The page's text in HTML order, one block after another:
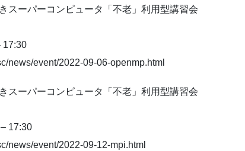
スーパーコンピュータ「不老」利用型講習会
17:30
news/event/2022-09-06-openmp.html
スーパーコンピュータ「不老」利用型講習会
17:30
news/event/2022-09-12-mpi.html